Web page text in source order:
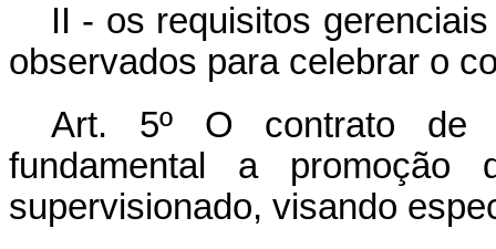
II - os requisitos
observados para celebrar o
Art. 5º O contrato de
fundamental a promoção
supervisionado, visando